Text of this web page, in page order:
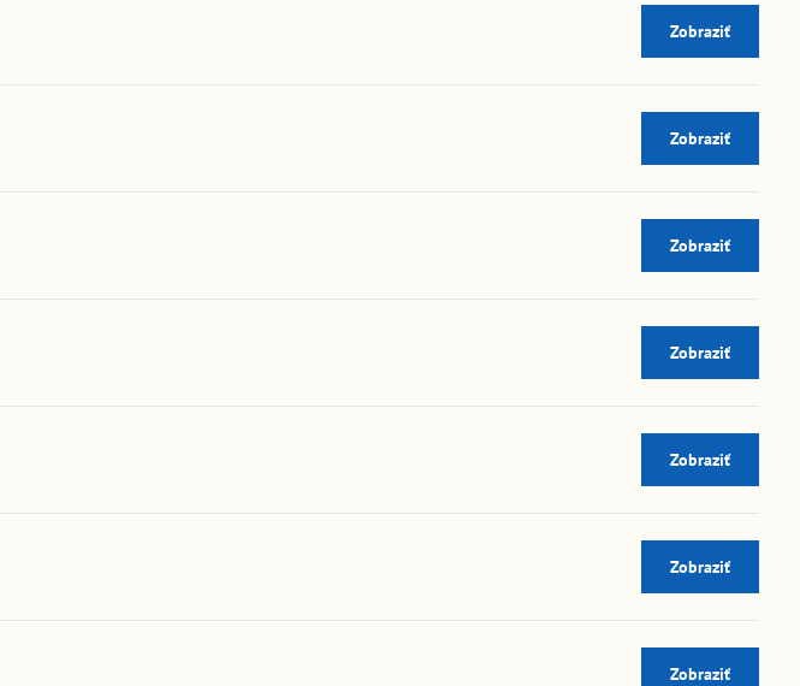
Zobraziť
Zobraziť
Zobraziť
Zobraziť
Zobraziť
Zobraziť
Zobraziť